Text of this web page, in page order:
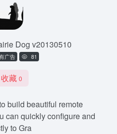
Dog v20130510
广告 81
收藏 0
build beautiful remote
can quickly configure and
to Gra